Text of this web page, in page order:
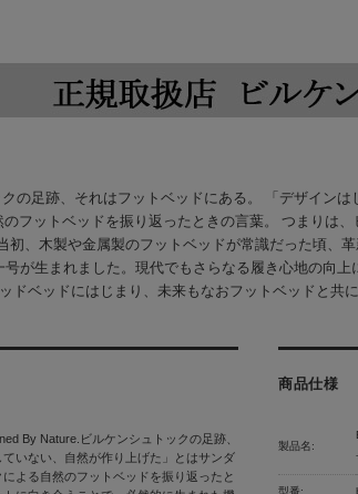
クの足跡、それはフットベッドにある。 「デザイン
フットベッドを振り返ったときの言葉。 つまりは
初、木製や金属製のフットベッドが常識だった頃、
が生まれました。現代でもさらなる履き心地の向
ドベッドにはじまり、未来もなおフットベッドと共
By Nature.ビルケンシュトックの足跡、
いない、自然が作り上げた」とはサンダ
よる自然のフットベッドを振り返ったと
商品仕様
製品名:
型番: